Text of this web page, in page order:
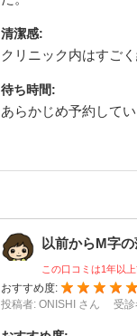
清潔感:
クリニック内はすご
待ち時間:
あらかじめ予約して
以前からM字
この口コミは1年以
おすすめ度:
投稿者: ONISHI さん
受診